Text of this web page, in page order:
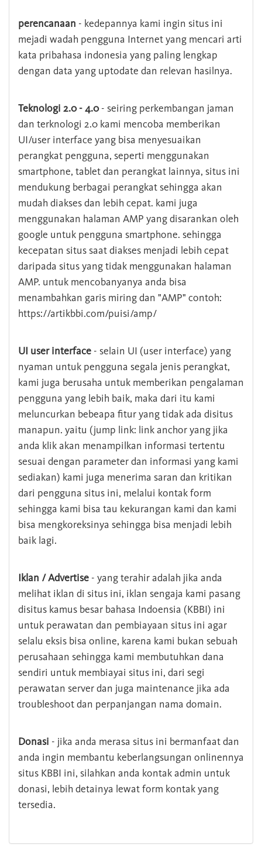
perencanaan - kedepannya kami ingin situs ini
mejadi wadah pengguna Internet yang mencari arti
kata pribahasa indonesia yang paling lengkap
dengan data yang uptodate dan relevan hasilnya.
Teknologi 2.0 - 4.0- seiring perkembangan jaman
dan terknologi 2.0 kami mencoba memberikan
UI/user interface yang bisa menyesuaikan
perangkat pengguna, seperti menggunakan
smartphone, tablet dan perangkat lainnya, situs ini
mendukung berbagai perangkat sehingga akan
mudah diakses dan lebih cepat. kami juga
menggunakan halaman AMP yang disarankan oleh
google untuk pengguna smartphone. sehingga
kecepatan situs saat diakses menjadi lebih cepat
daripada situs yang tidak menggunakan halaman
AMP. untuk mencobanyanya anda bisa
menambahkan garis miring dan "AMP" contoh:
https://artikbbi.com/puisi/amp/
UI user interface - selain UI (user interface) yang
nyaman untuk pengguna segala jenis perangkat,
kami juga berusaha untuk memberikan pengalaman
pengguna yang lebih baik, maka dari itu kami
meluncurkan bebeapa fitur yang tidak ada disitus
manapun. yaitu (jump link: link anchor yang jika
anda klik akan menampilkan informasi tertentu
sesuai dengan parameter dan informasi yang kami
sediakan) kami juga menerima saran dan kritikan
dari pengguna situs ini, melalui kontak form
sehingga kami bisa tau kekurangan kami dan kami
bisa mengkoreksinya sehingga bisa menjadi lebih
baik lagi.
Iklan / Advertise - yang terahir adalah jika anda
melihat iklan di situs ini, iklan sengaja kami pasang
disitus kamus besar bahasa Indoensia (KBBI) ini
untuk perawatan dan pembiayaan situs ini agar
selalu eksis bisa online, karena kami bukan sebuah
perusahaan sehingga kami membutuhkan dana
sendiri untuk membiayai situs ini, dari segi
perawatan server dan juga maintenance jika ada
troubleshoot dan perpanjangan nama domain.
Donasi - jika anda merasa situs ini bermanfaat dan
anda ingin membantu keberlangsungan onlinennya
situs KBBI ini, silahkan anda kontak admin untuk
donasi, lebih detainya lewat form kontak yang
tersedia.